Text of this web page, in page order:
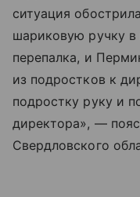
ситуация
шариковую ручку в
перепалка, и
из подростков к
подростку руку и
директора», —
Свердловского